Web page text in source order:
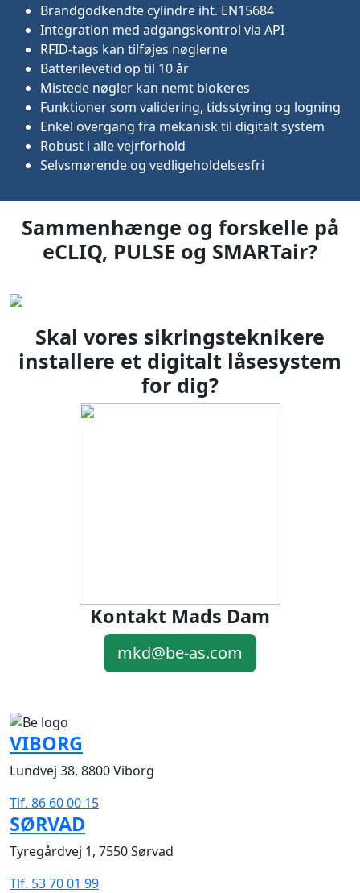
Brandgodkendte cylindre iht. EN15684
Integration med adgangskontrol via API
RFID-tags kan tilføjes nøglerne
Batterilevetid op til 10 år
Mistede nøgler kan nemt blokeres
Funktioner som validering, tidsstyring og logning
Enkel overgang fra mekanisk til digitalt system
Robust i alle vejrforhold
Selvsmørende og vedligeholdelsesfri
Sammenhænge og forskelle på
eCLIQ, PULSE og SMARTair?
Skal vores sikringsteknikere
installere et digitalt låsesystem
for dig?
Kontakt Mads Dam
mkd@be-as.com
VIBORG
Lundvej 38, 8800 Viborg
Tlf. 86 60 00 15
SØRVAD
Tyregårdvej 1, 7550 Sørvad
Tlf. 53 70 01 99